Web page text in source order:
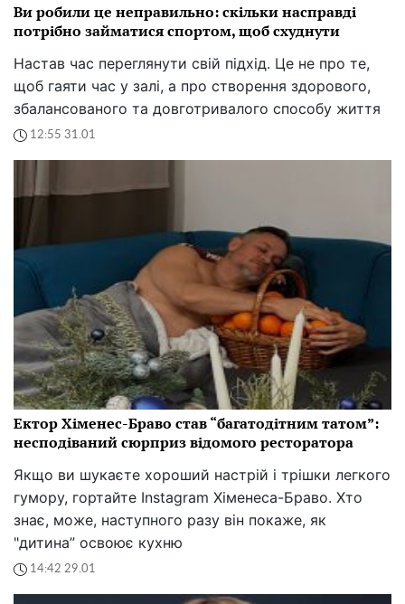
Ви робили це неправильно: скільки насправді
потрібно займатися спортом, щоб схуднути
Настав час переглянути свій підхід. Це не про те,
щоб гаяти час у залі, а про створення здорового,
збалансованого та довготривалого способу життя
12:55 31.01
Ектор Хіменес-Браво став “багатодітним татом”:
несподіваний сюрприз відомого ресторатора
Якщо ви шукаєте хороший настрій і трішки легкого
гумору, гортайте Instagram Хіменеса-Браво. Хто
знає, може, наступного разу він покаже, як
"дитина” освоює кухню
14:42 29.01